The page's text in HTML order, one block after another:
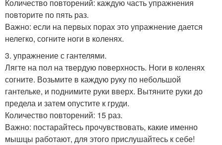
Количество повторений: каждую часть упражнения
повторите по пять раз.
Важно: если на первых порах это упражнение дается
нелегко, согните ноги в коленях.
3. упражнение с гантелями.
Лягте на пол на твердую поверхность. Ноги в коленях
согните. Возьмите в каждую руку по небольшой
гантельке, и поднимите руки вверх. Вытяните руки до
предела и затем опустите к груди.
Количество повторений: 15 раз.
Важно: постарайтесь прочувствовать, какие именно
мышцы работают, для этого прислушайтесь к себе!